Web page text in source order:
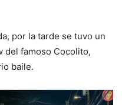
por la tarde se tuvo un
del famoso Cocolito,
baile.